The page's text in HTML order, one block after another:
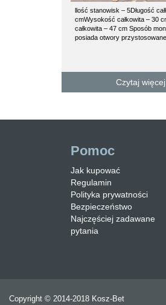
llość stanowisk – 5Długość całkowita
cmWysokość całkowita – 30
całkowita – 47 cm Sposób
posiada otwory przystosowane do
Czytaj więcej
Pomoc
Jak kupować
Regulamin
Polityka prywatności
Bezpieczeństwo
Najczęściej zadawane
pytania
Copyright © 2014-2018 Kosz-Bet